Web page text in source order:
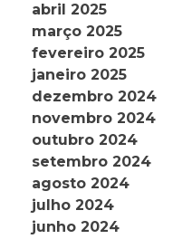
abril 2025
março 2025
fevereiro 2025
janeiro 2025
dezembro 2024
novembro 2024
outubro 2024
setembro 2024
agosto 2024
julho 2024
junho 2024